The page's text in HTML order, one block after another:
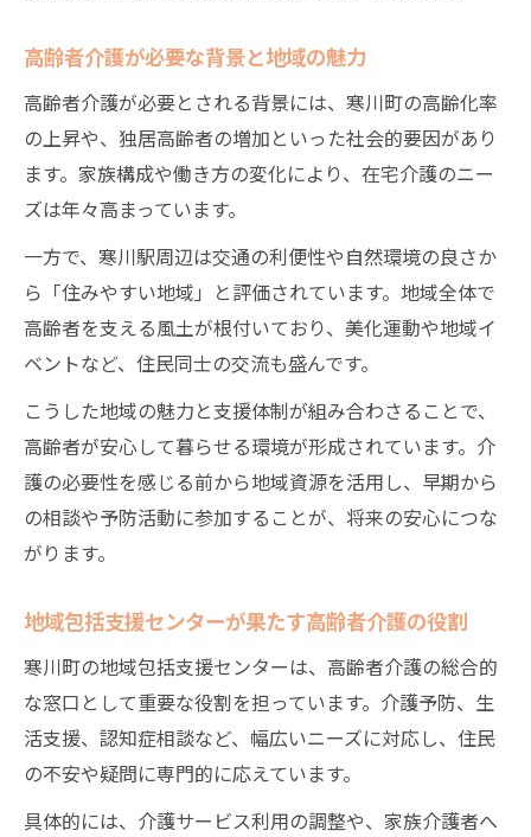
高齢者介護と寒川町の将来像を考える視点
高齢者介護の方針転換がもたらす地域変化
認知症支援や予防策も含めた高齢者介護の
高齢者介護と地域活性化を結ぶ展望を探る
高齢者介護が必要な背景と地域の魅力
高齢者介護が必要とされる背景には、寒川町の高齢化率
の上昇や、独居高齢者の増加といった社会的要因があり
ます。家族構成や働き方の変化により、在宅介護のニー
ズは年々高まっています。
一方で、寒川駅周辺は交通の利便性や自然環境の良さか
ら「住みやすい地域」と評価されています。地域全体で
高齢者を支える風土が根付いており、美化運動や地域イ
ベントなど、住民同士の交流も盛んです。
こうした地域の魅力と支援体制が組み合わさることで、
高齢者が安心して暮らせる環境が形成されています。介
護の必要性を感じる前から地域資源を活用し、早期から
の相談や予防活動に参加することが、将来の安心につな
がります。
地域包括支援センターが果たす高齢者介護の役割
寒川町の地域包括支援センターは、高齢者介護の総合的
な窓口として重要な役割を担っています。介護予防、生
活支援、認知症相談など、幅広いニーズに対応し、住民
の不安や疑問に専門的に応えています。
具体的には、介護サービス利用の調整や、家族介護者へ